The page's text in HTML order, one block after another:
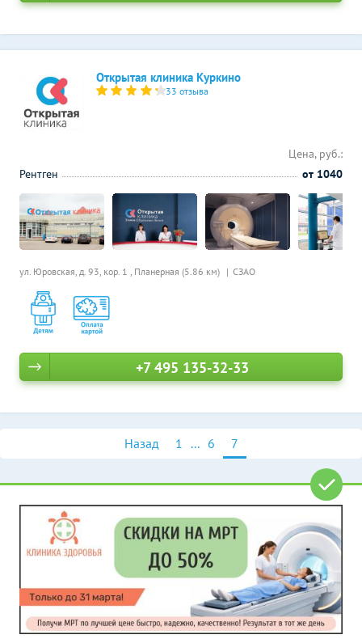
Открытая клиника Куркино
33 отзыва
ул. Юровская, д. 93, кор. 1 , Планерная (5.86 км) СЗАО
Цена, руб.:
Рентген
от 1040
+7 495 135-32-33
Назад 1 ... 6 7